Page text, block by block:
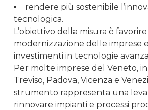
rendere più sostenibile
tecnologica.
L’obiettivo della misura è favorire
modernizzazione delle imprese
investimenti in tecnologie
Per molte imprese del Veneto,
Treviso, Padova, Vicenza e
strumento rappresenta una
rinnovare impianti e processi